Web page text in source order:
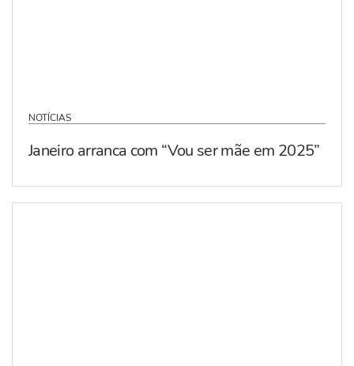
NOTÍCIAS
Janeiro arranca com “Vou ser mãe em 2025”